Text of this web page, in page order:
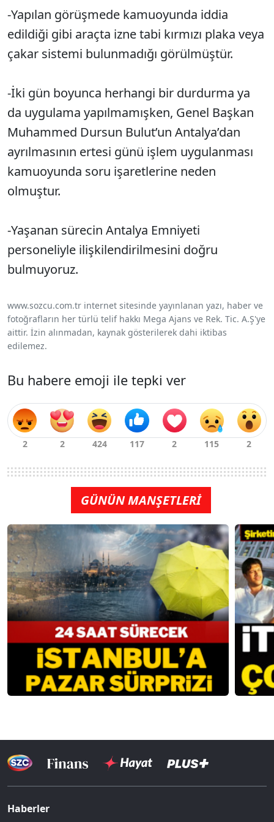
-Yapılan görüşmede kamuoyunda iddia
edildiği gibi araçta izne tabi kırmızı plaka veya
çakar sistemi bulunmadığı görülmüştür.
-İki gün boyunca herhangi bir durdurma ya
da uygulama yapılmamışken, Genel Başkan
Muhammed Dursun Bulut’un Antalya’dan
ayrılmasının ertesi günü işlem uygulanması
kamuoyunda soru işaretlerine neden
olmuştur.
-Yaşanan sürecin Antalya Emniyeti
personeliyle ilişkilendirilmesini doğru
bulmuyoruz.
www.sozcu.com.tr internet sitesinde yayınlanan yazı, haber ve
fotoğrafların her türlü telif hakkı Mega Ajans ve Rek. Tic. A.Ş'ye
aittir. İzin alınmadan, kaynak gösterilerek dahi iktibas
edilemez.
Bu habere emoji ile tepki ver
GÜNÜN MANŞETLERİ
Haberler